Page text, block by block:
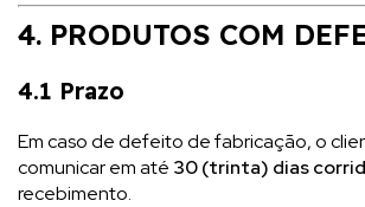
4. PRODUTOS COM
4.1 Prazo
Em caso de defeito de fabricação, o
comunicar em até 30 (trinta) dias
recebimento.